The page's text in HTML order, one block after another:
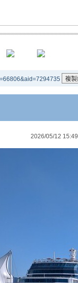
2026/05/12 15:49